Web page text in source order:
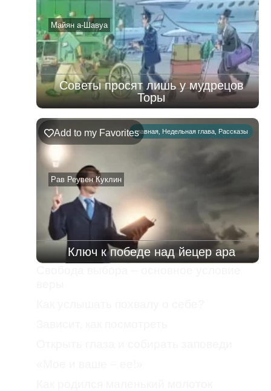
08.08.2026
Майян а-Шавуа
Советы просят лишь у мудрецов
Торы
главная, Недельная глава, Рассказы
Рав Реувен Куклин
Add to my Favorites
Ключ к победе над йецер ара